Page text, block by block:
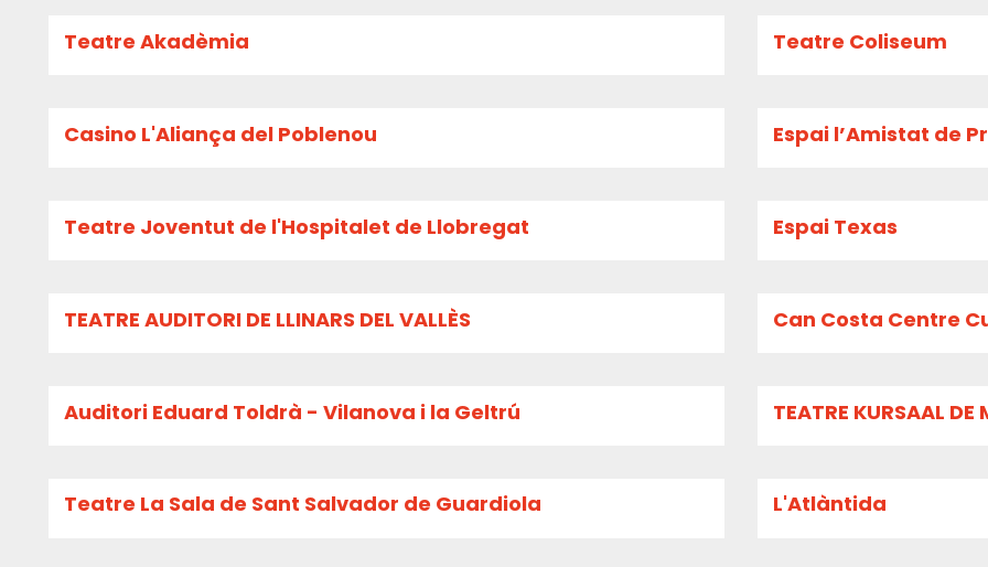
Teatre Akadèmia Teatre Coliseum
Casino L'Aliança del Poblenou Espai l’Amistat de
Teatre Joventut de l'Hospitalet de Llobregat Espai Texas
TEATRE AUDITORI DE LLINARS DEL VALLÈS Can Costa Centre
Auditori Eduard Toldrà - Vilanova i la Geltrú TEATRE KURSAAL DE
Teatre La Sala de Sant Salvador de Guardiola L'Atlàntida